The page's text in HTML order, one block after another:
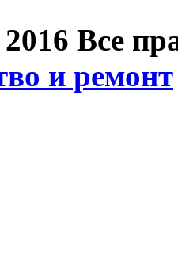
Все
и ремонт